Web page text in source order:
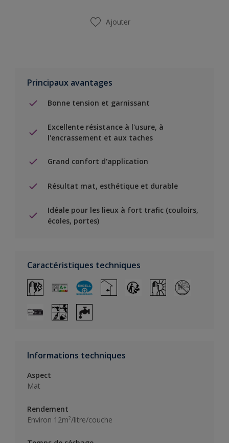
Ajouter
Principaux avantages
Bonne tension et garnissant
Excellente résistance à l'usure, à
l'encrassement et aux taches
Grand confort d'application
Résultat mat, esthétique et durable
Idéale pour les lieux à fort trafic (couloirs,
écoles, portes)
Caractéristiques techniques
Informations techniques
Aspect
Mat
Rendement
Environ 12m²/litre/couche